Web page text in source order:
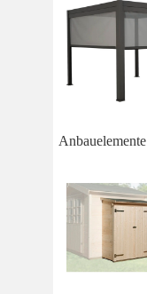
Anbauelemente